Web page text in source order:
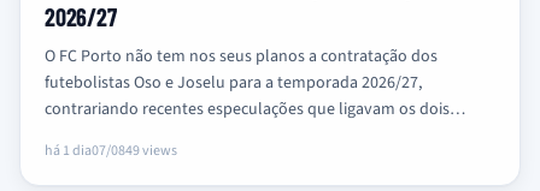
2026/27
O FC Porto não tem nos seus planos a contratação dos
futebolistas Oso e Joselu para a temporada 2026/27,
contrariando recentes especulações que ligavam os dois
há 1 dia07/0849 views